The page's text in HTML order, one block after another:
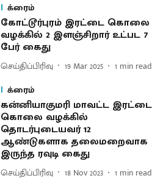
க்ரைம்
கோட்டூர்புரம் இரட்டை கொலை
வழக்கில் 2 இளஞ்சிறார் உட்பட 7
பேர் கைது
செய்திப்பிரிவு 19 Mar 2025 1 min read
க்ரைம்
கன்னியாகுமரி மாவட்ட இரட்டை
கொலை வழக்கில்
தொடர்புடையவர் 12
ஆண்டுகளாக தலைமறைவாக
இருந்த ரவுடி கைது
செய்திப்பிரிவு 18 Nov 2023 1 min read